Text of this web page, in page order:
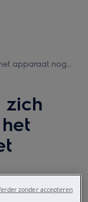
apparaat nog
zich
zonder accepteren